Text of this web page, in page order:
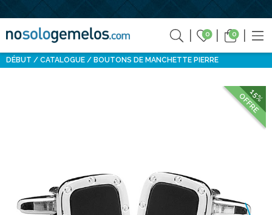
0 0
DÉBUT CATALOGUE BOUTONS DE MANCHETTE PIERRE
15%
OFFRE